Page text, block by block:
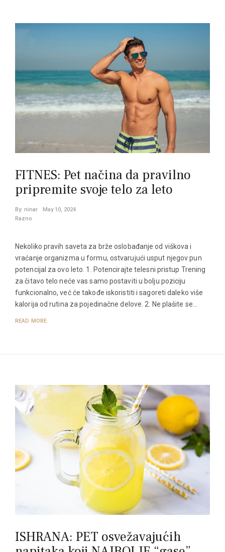
FITNES: Pet načina da pravilno
pripremite svoje telo za leto
By: ninar
May 10, 2024
Razno
Nekoliko pravih saveta za brže oslobađanje od viškova i
vraćanje organizma u formu, ostvarujući usput njegov pun
potencijal za ovo leto. 1. Potencirajte telesni pristup Trening
za čitavo telo neće vas samo postaviti u bolju poziciju
funkcionalno, već će takođe iskoristiti i sagoreti daleko više
kalorija od rutina za pojedinačne delove. 2. Ne plašite se…
READ MORE
ISHRANA: PET osvežavajućih
Posts